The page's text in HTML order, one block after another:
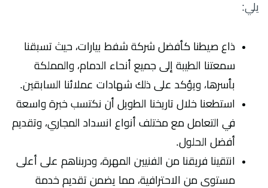
يلي:
ذاع صيطنا كأفضل شركة شفط بيارات، حيث تسبقنا
سمعتنا الطيبة إلى جميع أنحاء الدمام، والمملكة
بأسرها، ويؤكد على ذلك شهادات عملائنا السابقين.
استطعنا خلال تاريخنا الطويل أن نكتسب خبرة واسعة
في التعامل مع مختلف أنواع انسداد المجاري، وتقديم
أفضل الحلول.
انتقينا فريقنا من الفنيين المهرة، ودربناهم على أعلى
مستوى من الاحترافية، مما يضمن تقديم خدمة